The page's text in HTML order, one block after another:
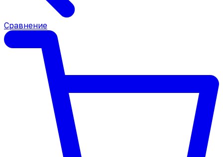
Сравнение